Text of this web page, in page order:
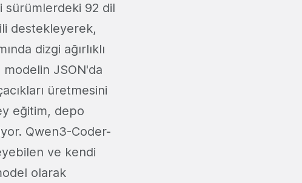
sürümlerdeki 92 dil
destekleyerek,
dizgi ağırlıklı
JSON'da
üretmesini
eğitim, depo
Qwen3-Coder-
ve kendi
olarak